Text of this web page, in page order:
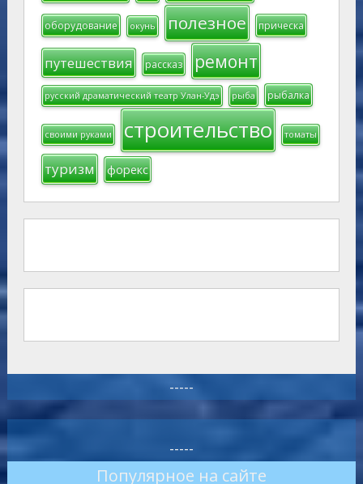
оборудование окунь полезное прическа
путешествия рассказ ремонт
русский драматический театр Улан-Удэ рыба рыбалка
своими руками строительство томаты
туризм форекс
-----
-----
Популярное на сайте